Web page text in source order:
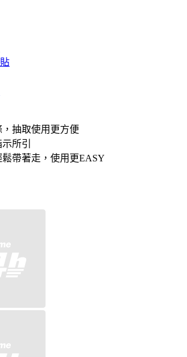
抽取使用更方便
所引
帶著走，使用更EASY